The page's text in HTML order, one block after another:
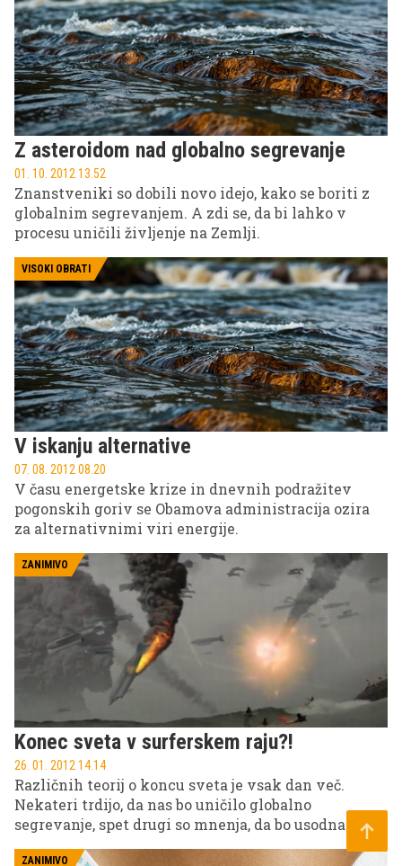
Z asteroidom nad globalno segrevanje
01. 10. 2012 13.52
Znanstveniki so dobili novo idejo, kako se boriti z
globalnim segrevanjem. A zdi se, da bi lahko v
procesu uničili življenje na Zemlji.
VISOKI OBRATI
V iskanju alternative
07. 08. 2012 08.20
V času energetske krize in dnevnih podražitev
pogonskih goriv se Obamova administracija ozira
za alternativnimi viri energije.
ZANIMIVO
Konec sveta v surferskem raju?!
26. 01. 2012 14.14
Različnih teorij o koncu sveta je vsak dan več.
Nekateri trdijo, da nas bo uničilo globalno
segrevanje, spet drugi so mnenja, da bo usodna tretja
svetovna vojna, najdejo pa se tudi taki, ki verjamejo,
ZANIMIVO